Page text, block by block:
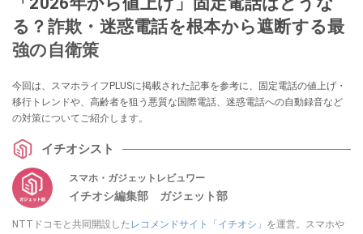
る？詐欺・迷惑電話を根本から遮断する最
強の自衛策
今回は、スマホライフPLUSに掲載された記事を参考に、固定電話の値上げ・
移行トレンドや、高齢者を狙う悪質な国際電話、迷惑電話への自動録音など
の対策についてご紹介します。
イチオシスト
スマホ・ガジェットレビュワー
イチオシ編集部 ガジェット部
NTTドコモと共同開設した レコメンドサイト「イチオシ」 を運営。スマホや